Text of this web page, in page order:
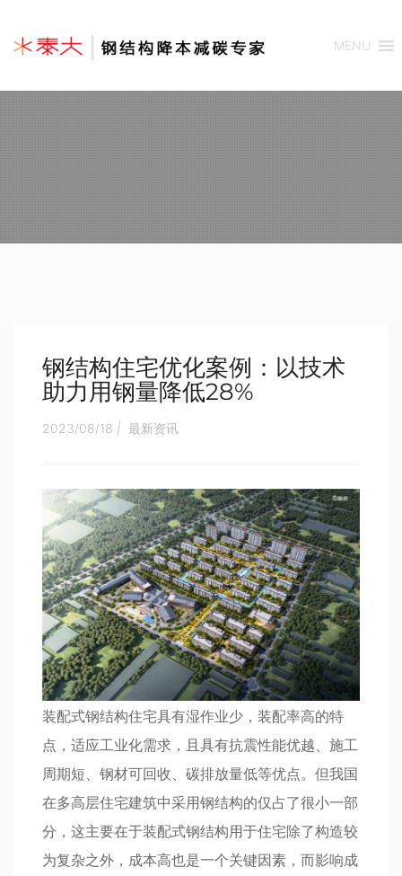
MENU
钢结构住宅优化案例：以技术
助力用钢量降低28%
2023/08/18 | 最新资讯
装配式钢结构住宅具有湿作业少，装配率高的特
点，适应工业化需求，且具有抗震性能优越、施工
周期短、钢材可回收、碳排放量低等优点。但我国
在多高层住宅建筑中采用钢结构的仅占了很小一部
分，这主要在于装配式钢结构用于住宅除了构造较
为复杂之外，成本高也是一个关键因素，而影响成